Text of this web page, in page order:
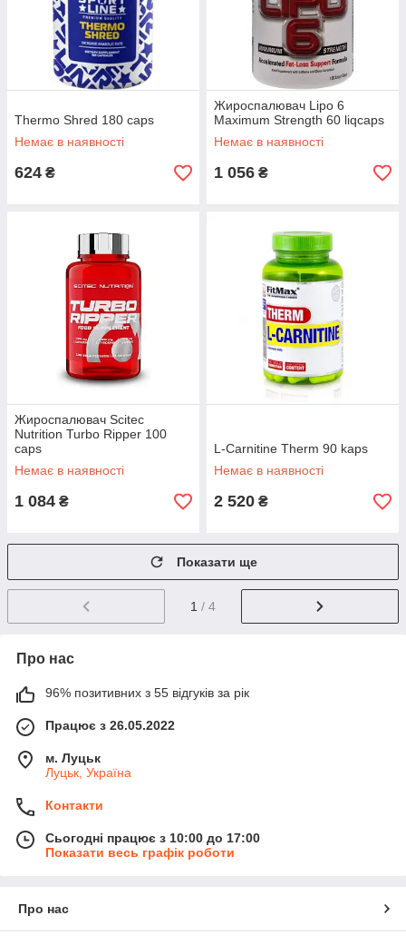
Thermo Shred 180 caps
Немає в наявності
624 ₴
Жироспалювач Lipo 6
Maximum Strength 60 liqcaps
Немає в наявності
1 056 ₴
Жироспалювач Scitec
Nutrition Turbo Ripper 100
caps
Немає в наявності
1 084 ₴
L-Carnitine Therm 90 kaps
Немає в наявності
2 520 ₴
Показати ще
1 / 4
Про нас
96% позитивних з 55 відгуків за рік
Працює з 26.05.2022
м. Луцьк
Луцьк, Україна
Контакти
Сьогодні працює з 10:00 до 17:00
Показати весь графік роботи
Про нас